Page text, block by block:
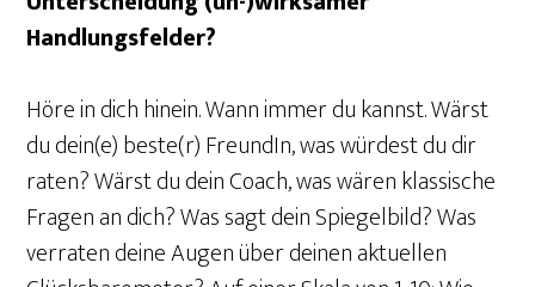
Handlungsfelder?
Höre in dich hinein. Wann immer du kannst. Wärst
du dein(e) beste(r) FreundIn, was würdest du dir
raten? Wärst du dein Coach, was wären klassische
Fragen an dich? Was sagt dein Spiegelbild? Was
verraten deine Augen über deinen aktuellen